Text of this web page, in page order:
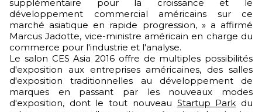
supplémentaire pour la croissance et le
développement commercial américains sur ce
marché asiatique en rapide progression, » a affirmé
Marcus Jadotte, vice-ministre américain en charge du
commerce pour l'industrie et l'analyse.
Le salon CES Asia 2016 offre de multiples possibilités
d'exposition aux entreprises américaines, des salles
d'exposition traditionnelles au développement de
marques en passant par les nouveaux modes
d'exposition, dont le tout nouveau Startup Park du